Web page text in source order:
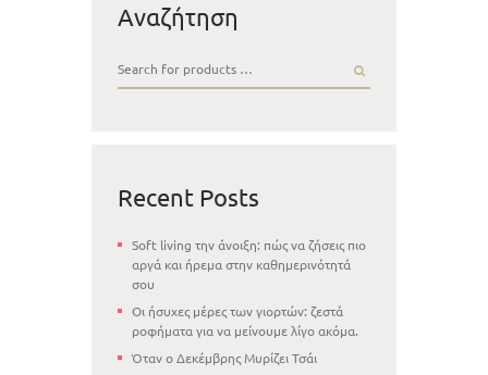
Αναζήτηση
Recent Posts
Soft living την άνοιξη: πώς να ζήσεις πιο
αργά και ήρεμα στην καθημερινότητά
σου
Οι ήσυχες μέρες των γιορτών: ζεστά
ροφήματα για να μείνουμε λίγο ακόμα.
Όταν ο Δεκέμβρης Μυρίζει Τσάι